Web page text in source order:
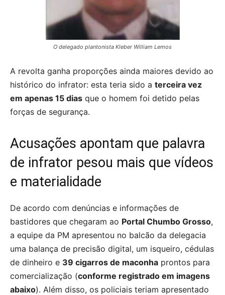
O delegado plantonista Kleber William Lemos
A revolta ganha proporções ainda maiores devido ao
histórico do infrator: esta teria sido a terceira vez
em apenas 15 dias que o homem foi detido pelas
forças de segurança.
Acusações apontam que palavra
de infrator pesou mais que vídeos
e materialidade
De acordo com denúncias e informações de
bastidores que chegaram ao Portal Chumbo Grosso,
a equipe da PM apresentou no balcão da delegacia
uma balança de precisão digital, um isqueiro, cédulas
de dinheiro e 39 cigarros de maconha prontos para
comercialização (conforme registrado em imagens
abaixo). Além disso, os policiais teriam apresentado